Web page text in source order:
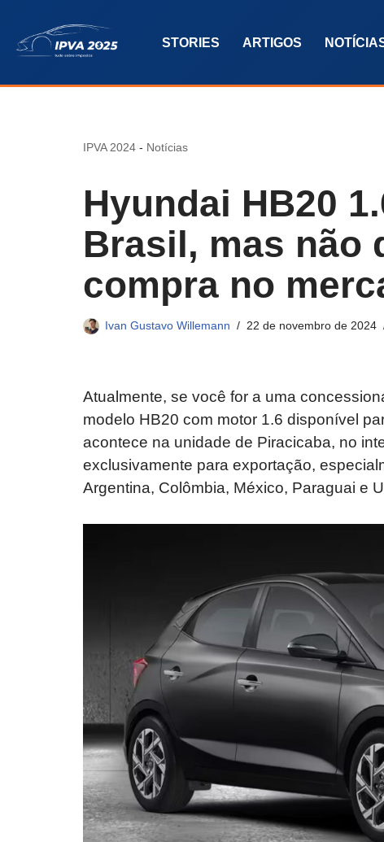
Pular
o
STORIES ARTIGOS
IPVA 2024 - Notícias
Hyundai HB20
Brasil, mas não
compra no
Ivan Gustavo Willemann 22 de novembro de 2024
Atualmente, se você for a uma
modelo HB20 com motor 1.6 disponível
acontece na unidade de Piracicaba, no
exclusivamente para exportação,
Argentina, Colômbia, México, Paraguai e